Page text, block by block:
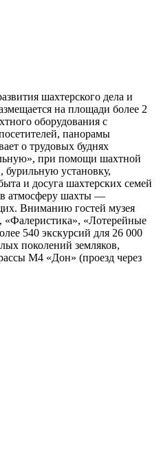
шахтерского дела и
на площади более 2
оборудования с
панорамы
о трудовых буднях
при помощи шахтной
бурильную установку,
и досуга шахтерских семей
в атмосферу шахты —
Вниманию гостей музея
«Лотерейные
540 экскурсий для 26 000
поколений земляков,
М4 «Дон» (проезд через